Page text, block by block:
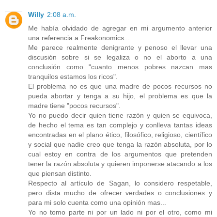
Willy 2:08 a.m.
Me había olvidado de agregar en mi argumento anterior
una referencia a Freakonomics...
Me parece realmente denigrante y penoso el llevar una
discusión sobre si se legaliza o no el aborto a una
conclusión como "cuanto menos pobres nazcan mas
tranquilos estamos los ricos".
El problema no es que una madre de pocos recursos no
pueda abortar y tenga a su hijo, el problema es que la
madre tiene "pocos recursos".
Yo no puedo decir quien tiene razón y quien se equivoca,
de hecho el tema es tan complejo y conlleva tantas ideas
encontradas en el plano ético, filosófico, religioso, científico
y social que nadie creo que tenga la razón absoluta, por lo
cual estoy en contra de los argumentos que pretenden
tener la razón absoluta y quieren imponerse atacando a los
que piensan distinto.
Respecto al artículo de Sagan, lo considero respetable,
pero dista mucho de ofrecer verdades o conclusiones y
para mi solo cuenta como una opinión mas...
Yo no tomo parte ni por un lado ni por el otro, como mi